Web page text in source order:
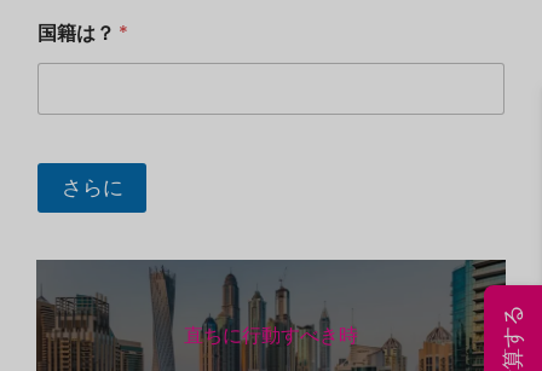
i
t
e
s
国籍は？ *
さらに
直ちに行動すべき時